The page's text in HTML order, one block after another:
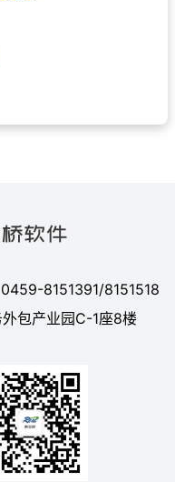
8151391/8151518
包产业园C-1座8楼